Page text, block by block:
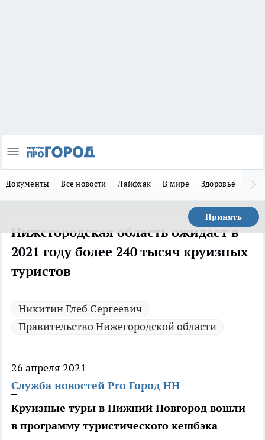
Документы Все новости Лайфхак В мире Здоровье
Принять
Нижегородская область ожидает в
2021 году более 240 тысяч круизных
туристов
Никитин Глеб Сергеевич
Правительство Нижегородской области
26 апреля 2021
Служба новостей Pro Город НН
Круизные туры в Нижний Новгород вошли
в программу туристического кешбэка